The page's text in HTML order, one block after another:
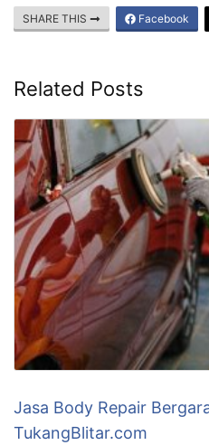
SHARE THIS Facebook
Related Posts
Jasa Body Repair
TukangBlitar.com